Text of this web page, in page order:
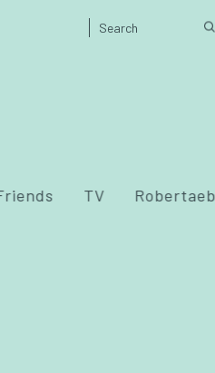
TV